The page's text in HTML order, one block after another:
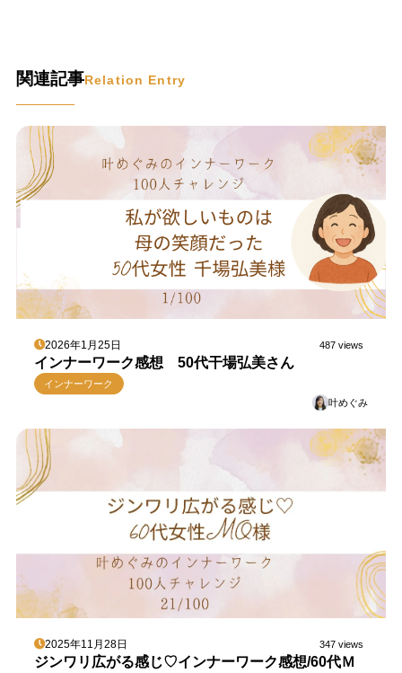
関連記事Relation Entry
2026年1月25日 487 views
インナーワーク感想 50代干場弘美さん
インナーワーク
叶めぐみ
2025年11月28日 347 views
ジンワリ広がる感じ♡インナーワーク感想/60代Ｍ